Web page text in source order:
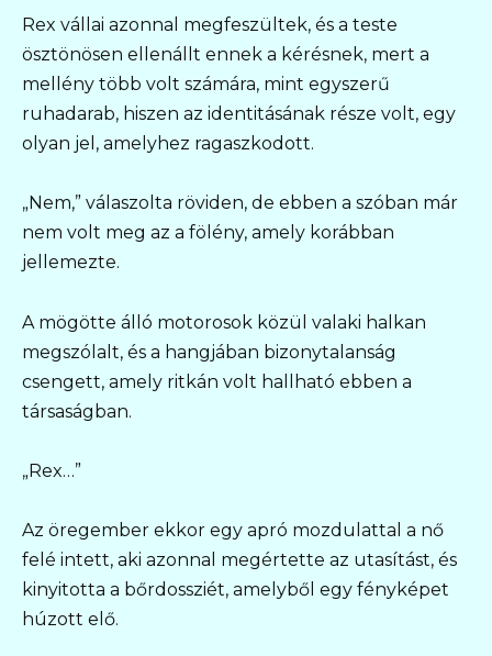
Rex vállai azonnal megfeszültek, és a teste
ösztönösen ellenállt ennek a kérésnek, mert a
mellény több volt számára, mint egyszerű
ruhadarab, hiszen az identitásának része volt, egy
olyan jel, amelyhez ragaszkodott.
„Nem,” válaszolta röviden, de ebben a szóban már
nem volt meg az a fölény, amely korábban
jellemezte.
A mögötte álló motorosok közül valaki halkan
megszólalt, és a hangjában bizonytalanság
csengett, amely ritkán volt hallható ebben a
társaságban.
„Rex…”
Az öregember ekkor egy apró mozdulattal a nő
felé intett, aki azonnal megértette az utasítást, és
kinyitotta a bőrdossziét, amelyből egy fényképet
húzott elő.